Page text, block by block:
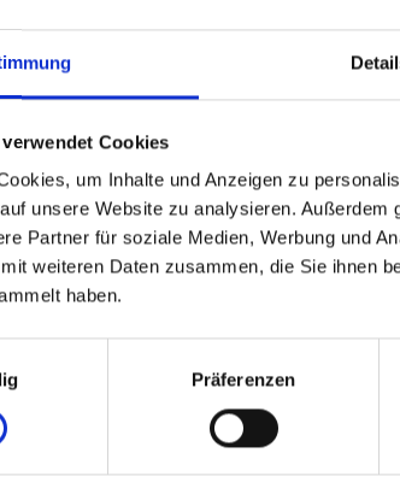
Cookies
um Inhalte und Anzeigen zu
unsere Website zu analysieren.
Partner für soziale Medien, Werbung und
weiteren Daten zusammen, die Sie ihnen
haben.
Präferenzen